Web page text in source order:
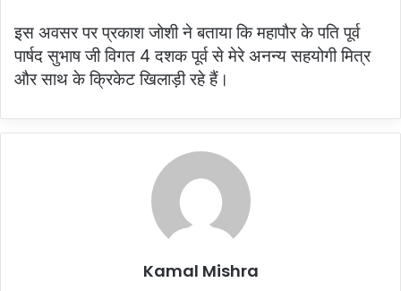
इस अवसर पर प्रकाश जोशी ने बताया कि महापौर के पति पूर्व
पार्षद सुभाष जी विगत 4 दशक पूर्व से मेरे अनन्य सहयोगी मित्र
और साथ के क्रिकेट खिलाड़ी रहे हैं।
Kamal Mishra